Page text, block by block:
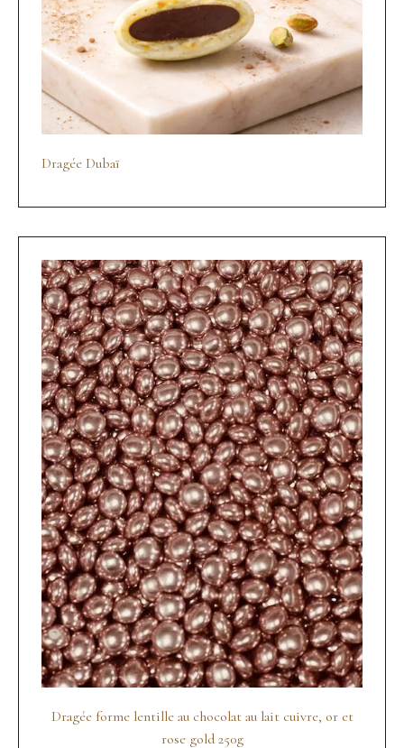
Dragée Dubaï
Dragée forme lentille au chocolat au lait cuivre, or et
rose gold 250g